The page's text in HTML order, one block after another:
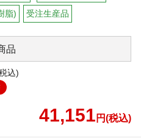
脂) 受注生産品
品
込)
41,151 円(税込)